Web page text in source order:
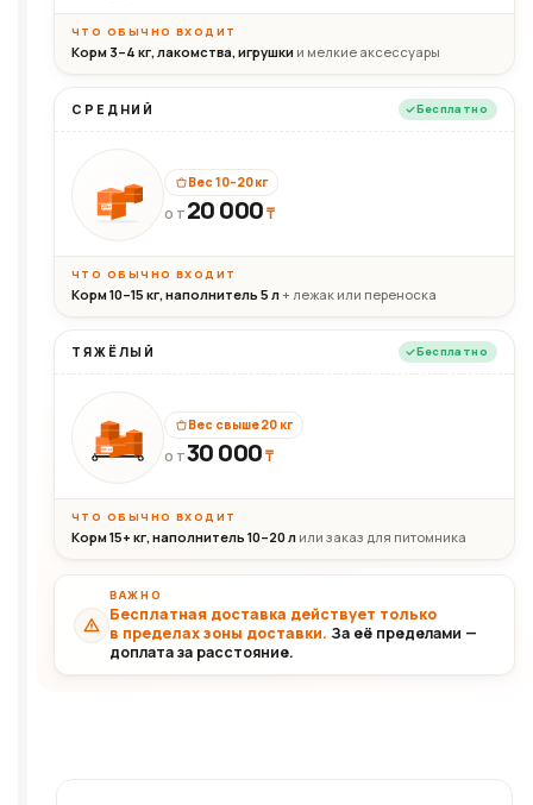
ЧТО ОБЫЧНО ВХОДИТ
Корм 3–4 кг, лакомства, игрушки и мелкие аксессуары
СРЕДНИЙ Бесплатно
20кг
Вес 10–20 кг
ОТ 20 000₸
ЧТО ОБЫЧНО ВХОДИТ
Корм 10–15 кг, наполнитель 5 л+ лежак или переноска
ТЯЖЁЛЫЙ Бесплатно
30+кг
Вес свыше 20 кг
ОТ30 000₸
ЧТО ОБЫЧНО ВХОДИТ
Корм 15+ кг, наполнитель 10–20 л или заказ для питомника
ВАЖНО
Бесплатная доставка действует только
в пределах зоны доставки. За её пределами —
доплата за расстояние.